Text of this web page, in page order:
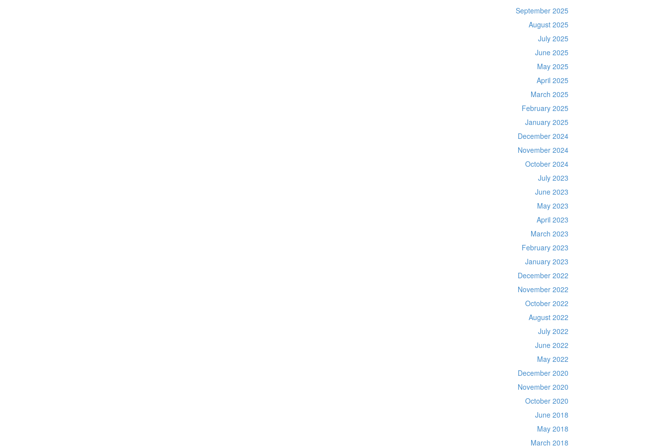
September 2025
August 2025
July 2025
June 2025
May 2025
April 2025
March 2025
February 2025
January 2025
December 2024
November 2024
October 2024
July 2023
June 2023
May 2023
April 2023
March 2023
February 2023
January 2023
December 2022
November 2022
October 2022
August 2022
July 2022
June 2022
May 2022
December 2020
November 2020
October 2020
June 2018
May 2018
March 2018